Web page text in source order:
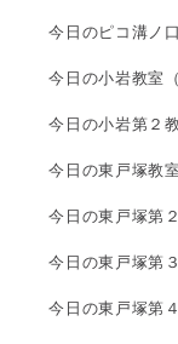
今日のピコ溝ノ
今日の小岩教室
今日の小岩第２
今日の東戸塚教
今日の東戸塚第
今日の東戸塚第
今日の東戸塚第